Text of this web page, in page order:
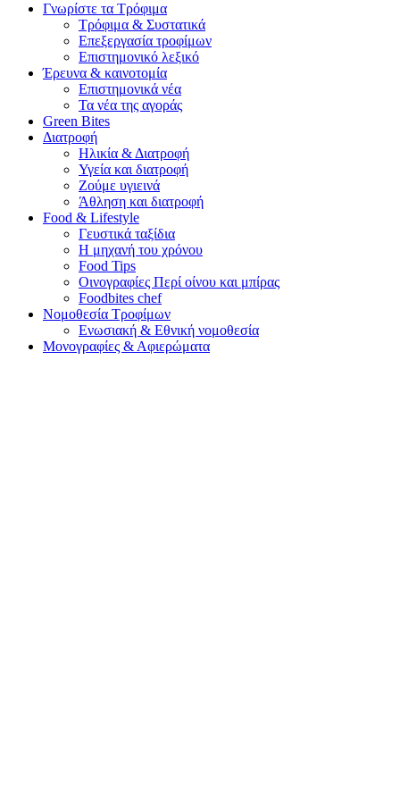
Γνωρίστε τα Τρόφιμα
Τρόφιμα & Συστατικά
Επεξεργασία τροφίμων
Επιστημονικό λεξικό
Έρευνα & καινοτομία
Επιστημονικά νέα
Τα νέα της αγοράς
Green Bites
Διατροφή
Ηλικία & Διατροφή
Υγεία και διατροφή
Ζούμε υγιεινά
Άθληση και διατροφή
Food & Lifestyle
Γευστικά ταξίδια
Η μηχανή του χρόνου
Food Tips
Οινογραφίες Περί οίνου και μπίρας
Foodbites chef
Νομοθεσία Τροφίμων
Ενωσιακή & Εθνική νομοθεσία
Μονογραφίες & Αφιερώματα